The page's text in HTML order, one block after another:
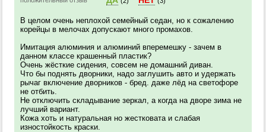
В целом очень неплохой семейный седан, но к сожалению
корейцы в мелочах допускают много промахов.
Имитация алюминия и алюминий вперемешку - зачем в
данном классе крашенный пластик?
Очень жёсткие сидения, совсем не домашний диван.
Что бы поднять дворники, надо заглушить авто и удержать
рычаг включение дворников - бред. даже лёд на светофоре
не отбить.
Не отключить складывание зеркал, а когда на дворе зима не
лучший вариант.
Кожа хоть и натуральная но жестковата и слабая
изностойкость краски.